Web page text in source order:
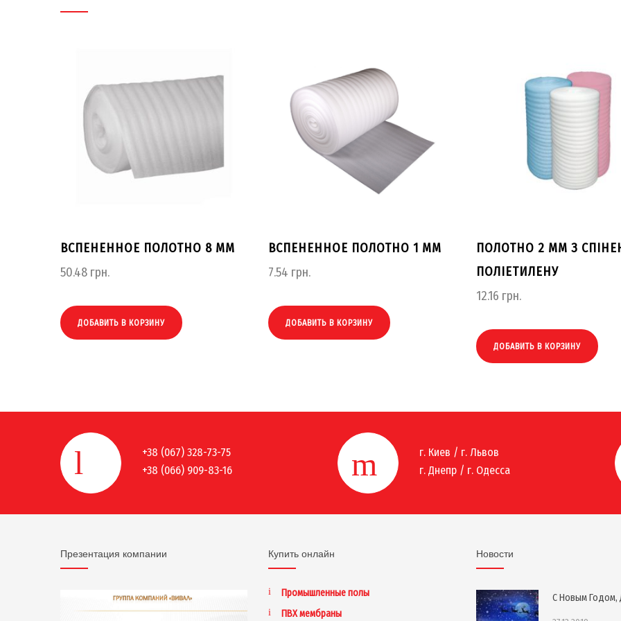
ВСПЕНЕННОЕ ПОЛОТНО 8 ММ
50.48 грн.
ДОБАВИТЬ В КОРЗИНУ
ВСПЕНЕННОЕ ПОЛОТНО 1 ММ
7.54 грн.
ДОБАВИТЬ В КОРЗИНУ
ПОЛОТНО 2 ММ З
ПОЛІЕТИЛЕНУ
12.16 грн.
ДОБАВИТЬ В КОРЗИНУ
+38 (067) 328-73-75
+38 (066) 909-83-16
г. Киев / г. Львов
г. Днепр / г. Одесса
Презентация компании Купить онлайн
Промышленные полы
ПВХ мембраны
Новости
С Новым Годом,